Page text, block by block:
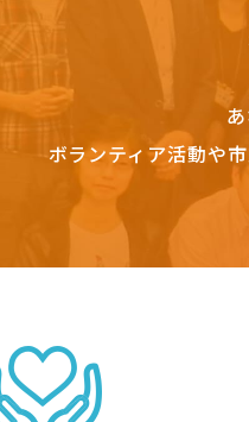
ボランティア活動や